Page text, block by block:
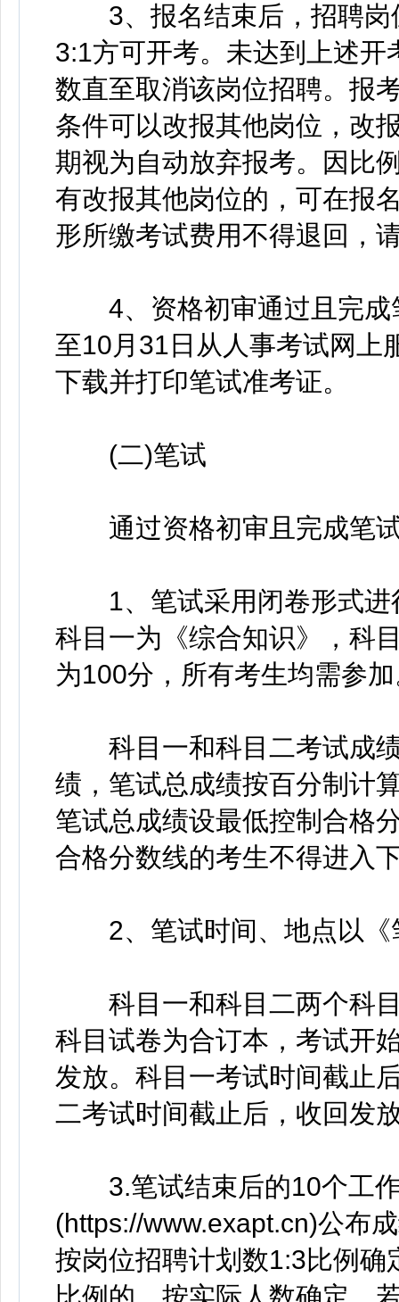
3、报名结束后，招聘岗
3:1方可开考。未达到上述
数直至取消该岗位招聘。报
条件可以改报其他岗位，改
期视为自动放弃报考。因比
有改报其他岗位的，可在报
形所缴考试费用不得退回，
4、资格初审通过且完成
至10月31日从人事考试网上
下载并打印笔试准考证。
(二)笔试
通过资格初审且完成笔试
1、笔试采用闭卷形式进
科目一为《综合知识》，科
为100分，所有考生均需参
科目一和科目二考试成绩
绩，笔试总成绩按百分制计
笔试总成绩设最低控制合格
合格分数线的考生不得进入
2、笔试时间、地点以《
科目一和科目二两个科目
科目试卷为合订本，考试开
发放。科目一考试时间截止
二考试时间截止后，收回发
3.笔试结束后的10个工作
(https://www.exapt.cn)公布
按岗位招聘计划数1:3比例